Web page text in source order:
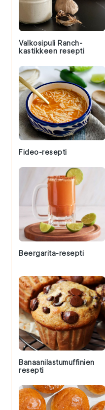
Valkosipuli Ranch-
kastikkeen resepti
Fideo-resepti
Beergarita-resepti
Banaanilastumuffinien
resepti